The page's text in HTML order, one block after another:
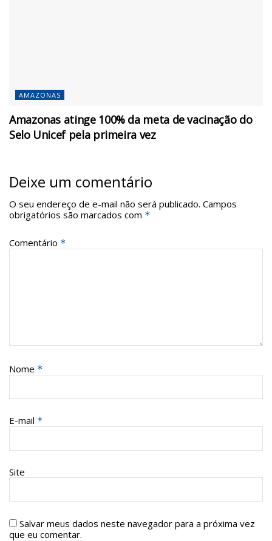
AMAZONAS
Amazonas atinge 100% da meta de vacinação do
Selo Unicef pela primeira vez
Deixe um comentário
O seu endereço de e-mail não será publicado. Campos
obrigatórios são marcados com *
Comentário *
Nome *
E-mail *
Site
Salvar meus dados neste navegador para a próxima vez
que eu comentar.